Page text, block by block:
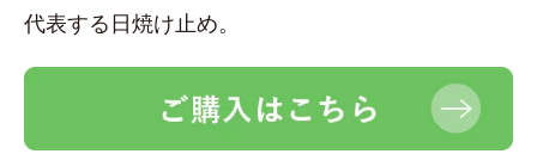
代表する日焼け止め。